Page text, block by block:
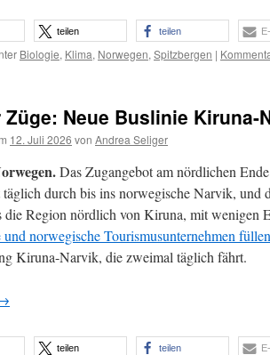
teilen teilen
Biologie, Klima, Norwegen, Spitzbergen |
Züge: Neue Buslinie Kiruna-
12. Juli 2026 von Andrea Seliger
Das Zugangebot am nördlichen
durch bis ins norwegische Narvik, und
die Region nördlich von Kiruna, mit wenigen
und norwegische Tourismusunternehmen
Kiruna-Narvik, die zweimal täglich fährt.
teilen teilen